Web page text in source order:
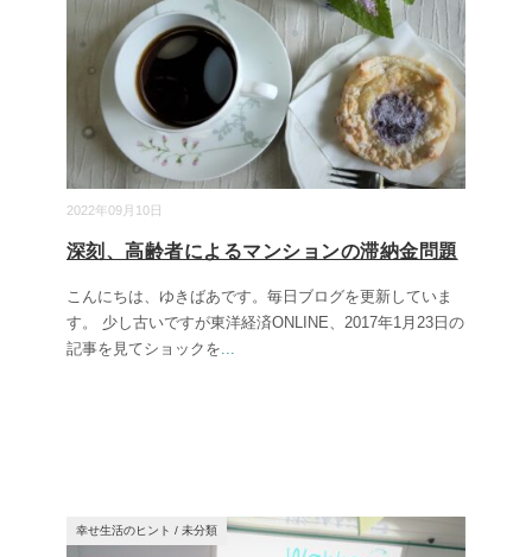
2022年09月10日
深刻、高齢者によるマンションの滞納金問題
こんにちは、ゆきばあです。毎日ブログを更新していま
す。 少し古いですが東洋経済ONLINE、2017年1月23日の
記事を見てショックを...
幸せ生活のヒント / 未分類